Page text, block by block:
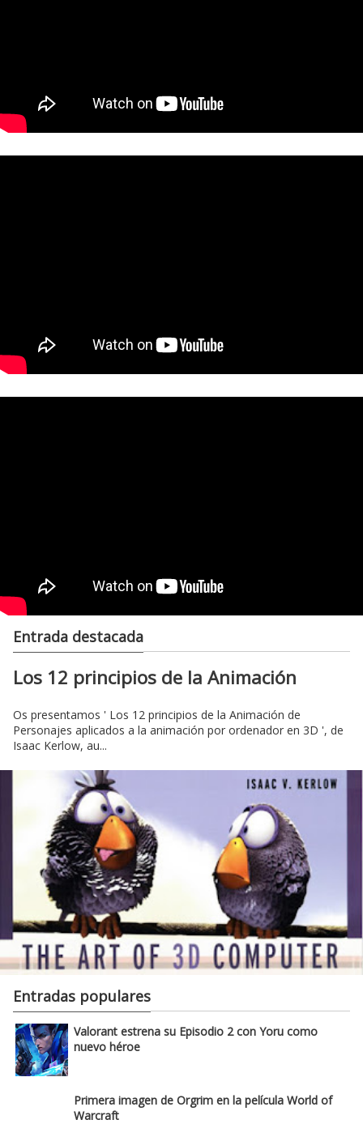
Entrada destacada
Los 12 principios de la Animación
Os presentamos ' Los 12 principios de la Animación de
Personajes aplicados a la animación por ordenador en 3D ', de
Isaac Kerlow, au...
Entradas populares
Valorant estrena su Episodio 2 con Yoru como
nuevo héroe
Primera imagen de Orgrim en la película World of
Warcraft